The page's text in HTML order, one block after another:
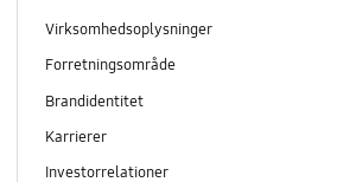
Virksomhedsoplysninger
Forretningsområde
Brandidentitet
Karrierer
Investorrelationer